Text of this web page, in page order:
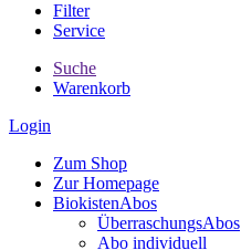
Filter
Service
Suche
Warenkorb
Login
Zum Shop
Zur Homepage
BiokistenAbos
ÜberraschungsAbos
Abo individuell